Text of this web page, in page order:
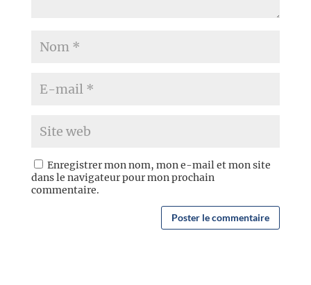
Enregistrer mon nom, mon e-mail et mon site
dans le navigateur pour mon prochain
commentaire.